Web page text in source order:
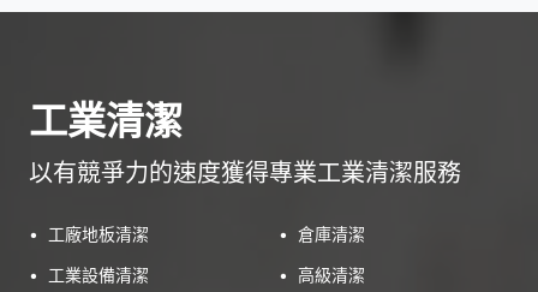
工業清潔
以有競爭力的速度獲得專業工業清潔服務
• 工廠地板清潔 • 倉庫清潔
•
工業設備清潔 • 高級清潔